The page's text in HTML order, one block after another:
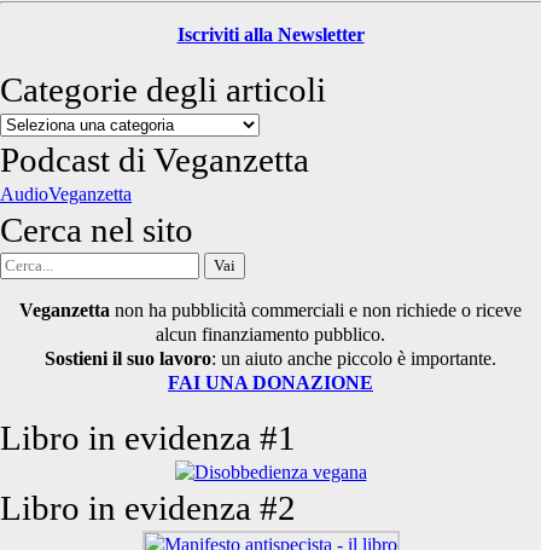
Iscriviti alla Newsletter
Categorie degli articoli
Categorie
degli
articoli
Podcast di Veganzetta
AudioVeganzetta
Cerca nel sito
Cerca
Veganzetta non ha pubblicità commerciali e non richiede o riceve
alcun finanziamento pubblico.
Sostieni il suo lavoro: un aiuto anche piccolo è importante.
FAI UNA DONAZIONE
Libro in evidenza #1
Libro in evidenza #2